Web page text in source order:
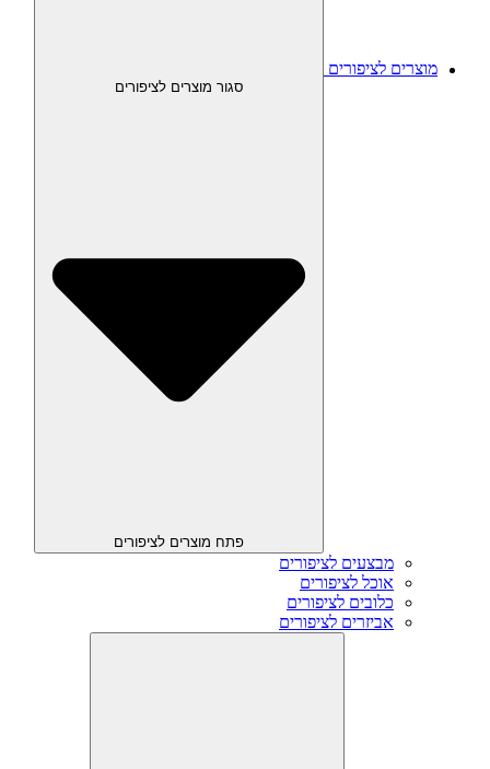
מוצרים לציפורים
סגור מוצרים לציפורים
פתח מוצרים לציפורים
מבצעים לציפורים
אוכל לציפורים
כלובים לציפורים
אביזרים לציפורים